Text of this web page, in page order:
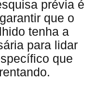
prévia é
que o
tenha a
para lidar
que